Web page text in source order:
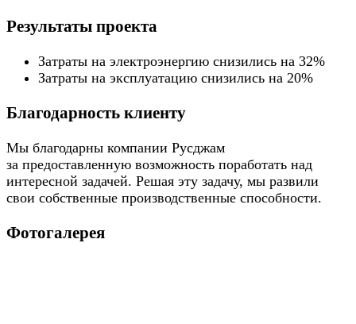
Результаты проекта
Затраты на электроэнергию снизились на 32%
Затраты на эксплуатацию снизились на 20%
Благодарность клиенту
Мы благодарны компании Русджам
за предоставленную возможность поработать над
интересной задачей. Решая эту задачу, мы развили
свои собственные производственные способности.
Фотогалерея